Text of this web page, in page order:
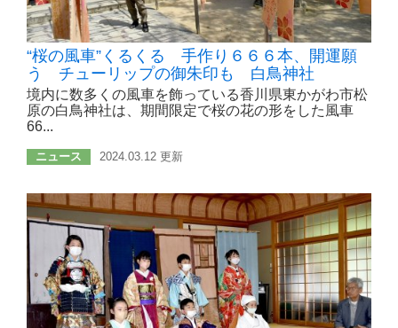
“桜の風車”くるくる 手作り６６６本、開運願
う チューリップの御朱印も 白鳥神社
境内に数多くの風車を飾っている香川県東かがわ市松
原の白鳥神社は、期間限定で桜の花の形をした風車
66...
ニュース 2024.03.12 更新